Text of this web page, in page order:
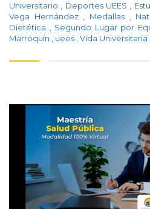
Universitario
Deportes UEES
Vega Hernández
Medallas
Dietética
Segundo Lugar por
Marroquín
uees Vida Universitaria